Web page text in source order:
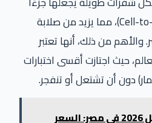
من هيكل السيارة (Cell-to-Body)، مما يزيد من صلابة
والأهم من ذلك، أنها تعتبر
حيث اجتازت أقسى اختبارات
دون أن تشتعل أو تنفجر.
MG 5 موديل 2026 في مصر: السعر